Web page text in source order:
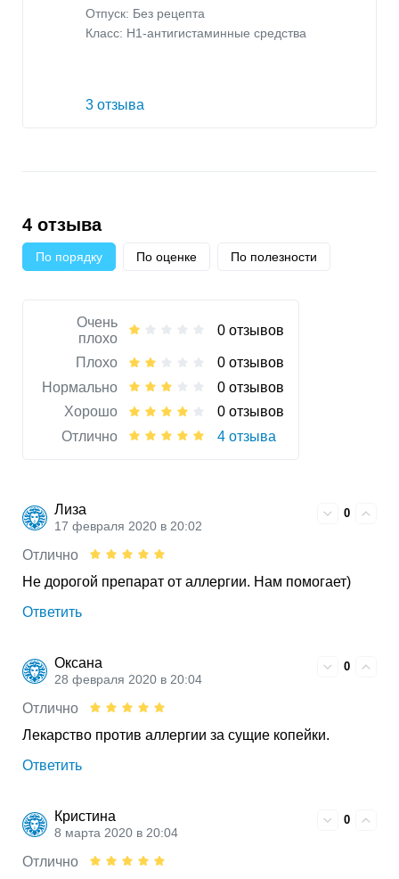
Отпуск: Без рецепта
Класс: H1-антигистаминные средства
3 отзыва
4 отзыва
По порядку По оценке По полезности
Очень
плохо
0 отзывов
Плохо
0 отзывов
Нормально
0 отзывов
Хорошо
0 отзывов
Отлично
4 отзыва
Лиза
17 февраля 2020 в 20:02
0
Отлично
Не дорогой препарат от аллергии. Нам помогает)
Ответить
Оксана
28 февраля 2020 в 20:04
0
Отлично
Лекарство против аллергии за сущие копейки.
Ответить
Кристина
8 марта 2020 в 20:04
0
Отлично